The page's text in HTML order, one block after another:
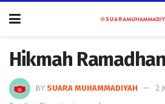
Hikmah
BY SUARA MUHAMMADIYAH
2